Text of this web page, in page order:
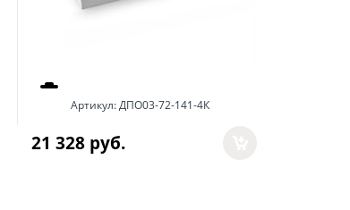
Артикул:ДПО03-72-141-4К
21 328 руб.